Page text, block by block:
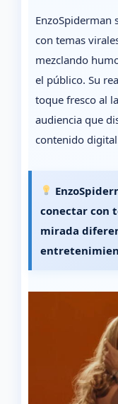
EnzoSpiderman
con temas
mezclando
el público. Su
toque fresco al
audiencia que
contenido
conectar con
mirada